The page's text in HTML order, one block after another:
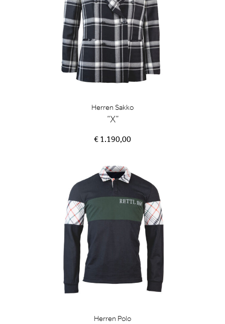
Herren Sakko
“X”
€ 1.190,00
Herren Polo